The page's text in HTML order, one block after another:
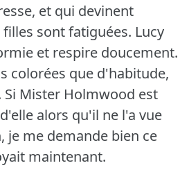
et qui devinent
sont fatiguées. Lucy
et respire doucement.
colorées que d'habitude,
Si Mister Holmwood est
alors qu'il ne l'a vue
je me demande bien ce
maintenant.